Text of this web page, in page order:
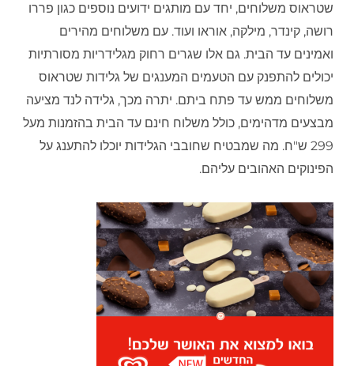
שטראוס משלוחים, יחד עם מותגים ידועים נוספים כגון פררו
רושה, קינדר, מילקה, אוראו ועוד. עם משלוחים מהירים
ואמינים עד הבית. גם אלו שגרים רחוק מגלידריות מסורתיות
יכולים להתפנק עם הטעמים המענגים של גלידות שטראוס
משלוחים ממש עד פתח ביתם. יתרה מכך, גלידה לנד מציעה
מבצעים מדהימים, כולל משלוח חינם עד הבית בהזמנות מעל
299 ש"ח. מה שמבטיח שחובבי הגלידות יוכלו להתענג על
הפינוקים האהובים עליהם.